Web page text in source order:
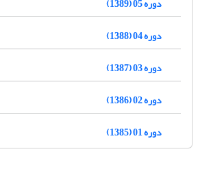
دوره 04 (1388)
دوره 03 (1387)
دوره 02 (1386)
دوره 01 (1385)